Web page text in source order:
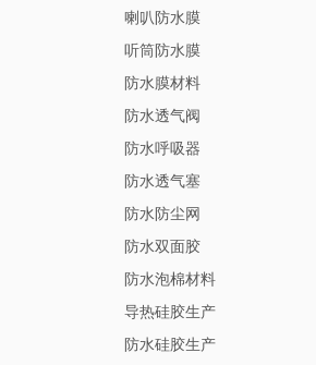
喇叭防水膜
听筒防水膜
防水膜材料
防水透气阀
防水呼吸器
防水透气塞
防水防尘网
防水双面胶
防水泡棉材料
导热硅胶生产
防水硅胶生产